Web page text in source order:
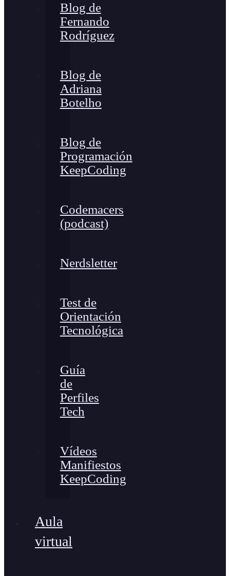
Blog de
Fernando
Rodríguez
Blog de
Adriana
Botelho
Blog de
Programación
KeepCoding
Codemacers
(podcast)
Nerdsletter
Test de
Orientación
Tecnológica
Guía
de
Perfiles
Tech
Vídeos
Manifiestos
KeepCoding
Aula
virtual